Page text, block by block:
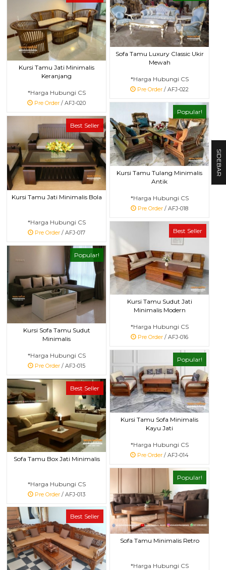
Sofa Tamu Luxury Classic Ukir
Mewah
*Harga Hubungi CS
Pre Order / AFJ-022
Kursi Tamu Jati Minimalis
Keranjang
*Harga Hubungi CS
Pre Order / AFJ-020
Popular!
Kursi Tamu Tulang Minimalis
Antik
*Harga Hubungi CS
Pre Order / AFJ-018
Best Seller
Kursi Tamu Jati Minimalis Bola
*Harga Hubungi CS
Pre Order / AFJ-017 Best Seller
Kursi Tamu Sudut Jati
Minimalis Modern
*Harga Hubungi CS
Pre Order / AFJ-016
Popular!
Kursi Sofa Tamu Sudut
Minimalis
*Harga Hubungi CS
Pre Order / AFJ-015
Popular!
Kursi Tamu Sofa Minimalis
Kayu Jati
*Harga Hubungi CS
Pre Order / AFJ-014
Best Seller
Sofa Tamu Box Jati Minimalis
*Harga Hubungi CS
Pre Order / AFJ-013
Popular!
Sofa Tamu Minimalis Retro
*Harga Hubungi CS
Best Seller
SIDEBAR